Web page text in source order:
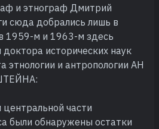
и этнограф Дмитрий
сюда добрались лишь в
1959-м и 1963-м здесь
исторических наук
этнологии и антропологии АН
части
были обнаружены остатки